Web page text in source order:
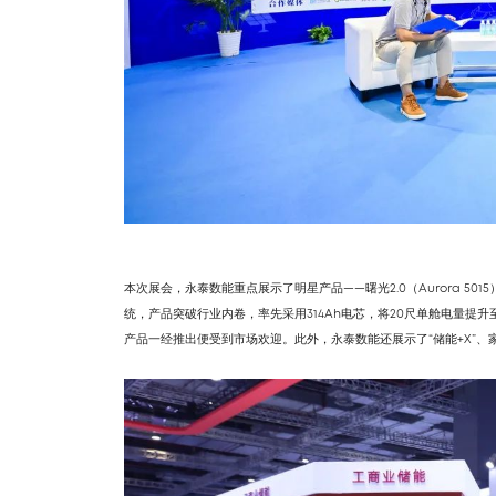
本次展会，永泰数能重点展示了明星产品——曙光2.0（Aurora 5015
统，产品突破行业内卷，率先采用314Ah电芯，将20尺单舱电量提
产品一经推出便受到市场欢迎。此外，永泰数能还展示了“储能+X”